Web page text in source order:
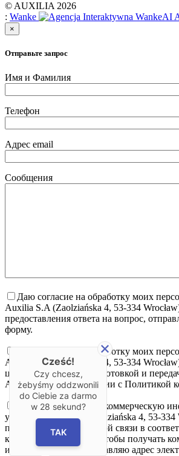
© AUXILIA 2026
: Wanke
×
Отправьте запрос
Имя и Фамилия
Телефон
Адрес email
Сообщения
Даю согласие на обработку моих
Auxilia S.A (Zaolziańska 4, 53-334
предоставления ответа на вопрос,
форму.
Даю согласие на обработку моих
Auxilia S.A (Zaolziańska 4, 53-334
целей, связанных с подготовкой и
Auxilia S.A в соответствии с Политикой
Я согласен получать коммерческую
услугах Auxilia S.A (Zaolziańska 4, 53-334
посредством электронной связи в
конфиденциальности. Чтобы получать
информацию, я предоставляю адрес
Cześć!
Czy chcesz,
żebyśmy oddzwonili
do Ciebie za darmo
w 28 sekund?
TAK